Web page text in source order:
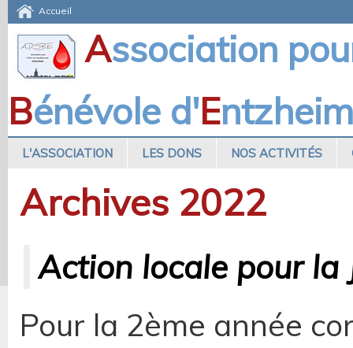
Accueil
Association
Bénévole d'Entzheim
L'ASSOCIATION LES DONS NOS ACTIVITÉS
Archives 2022
Action locale pour la
Pour la 2ème année